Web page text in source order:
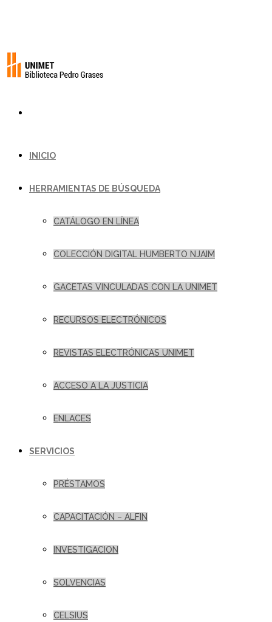
INICIO
HERRAMIENTAS DE BÚSQUEDA
CATÁLOGO EN LÍNEA
COLECCIÓN DIGITAL HUMBERTO NJAIM
GACETAS VINCULADAS CON LA UNIMET
RECURSOS ELECTRÓNICOS
REVISTAS ELECTRÓNICAS UNIMET
ACCESO A LA JUSTICIA
ENLACES
SERVICIOS
PRÉSTAMOS
CAPACITACIÓN – ALFIN
INVESTIGACION
SOLVENCIAS
CELSIUS